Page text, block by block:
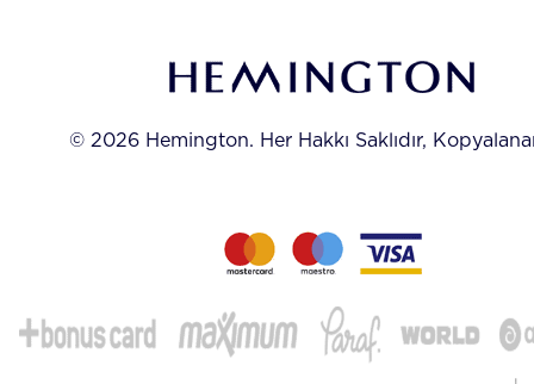
© 2026 Hemington. Her Hakkı Saklıdır,